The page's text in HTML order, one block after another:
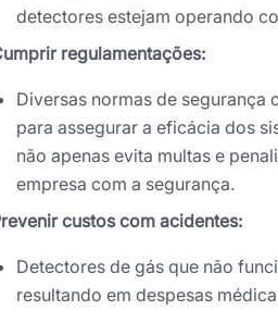
detectores estejam operando
regulamentações:
Diversas normas de
para assegurar a eficácia dos
não apenas evita multas e
empresa com a segurança.
custos com acidentes:
Detectores de gás que não
resultando em despesas